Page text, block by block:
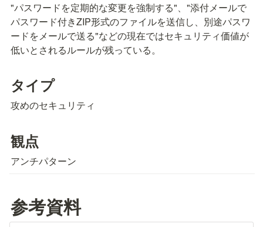
"パスワードを定期的な変更を強制する"、"添付メールで
パスワード付きZIP形式のファイルを送信し、別途パスワ
ードをメールで送る"などの現在ではセキュリティ価値が
低いとされるルールが残っている。
タイプ
攻めのセキュリティ
観点
アンチパターン
参考資料